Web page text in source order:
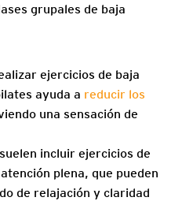
grupales de baja
ejercicios de baja
ayuda a reducir los
una sensación de
incluir ejercicios de
plena, que pueden
de relajación y claridad